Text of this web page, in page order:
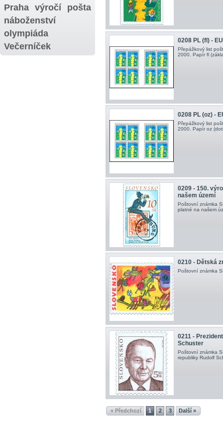
Praha
výročí
pošta
náboženství
olympiáda
Večerníček
0208 PL (fl) -
Přepážkový list
2000. Papír fl
0208 PL (oz) -
Přepážkový list
2000. Papír oz
0209 - 150.
našem území
Poštovní známka
platné na našem
0210 - Dětská
Poštovní známka
0211 -
Schuster
Poštovní známka
republiky Rudolf
« Předchozí 1 2 3 Další »